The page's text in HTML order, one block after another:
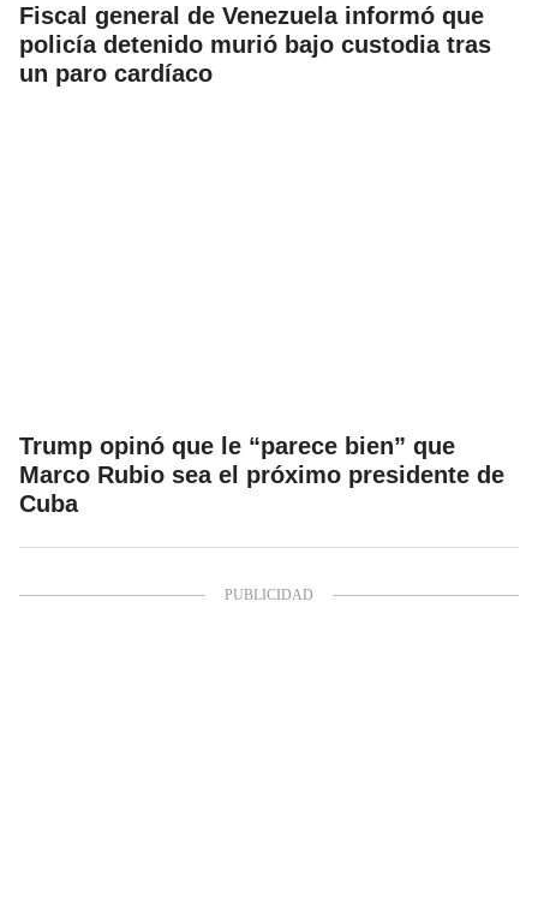
Fiscal general de Venezuela informó que
policía detenido murió bajo custodia tras
un paro cardíaco
Trump opinó que le “parece bien” que
Marco Rubio sea el próximo presidente de
Cuba